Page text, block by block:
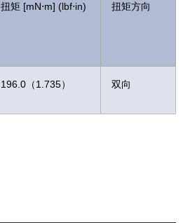
扭矩 [mN⋅m] (lbf⋅in) 扭矩方向
196.0（1.735） 双向